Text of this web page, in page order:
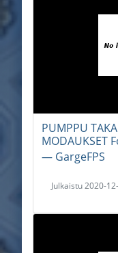
PUMPPU
MODAUKSET
― GargeFPS
Julkaistu 2020-